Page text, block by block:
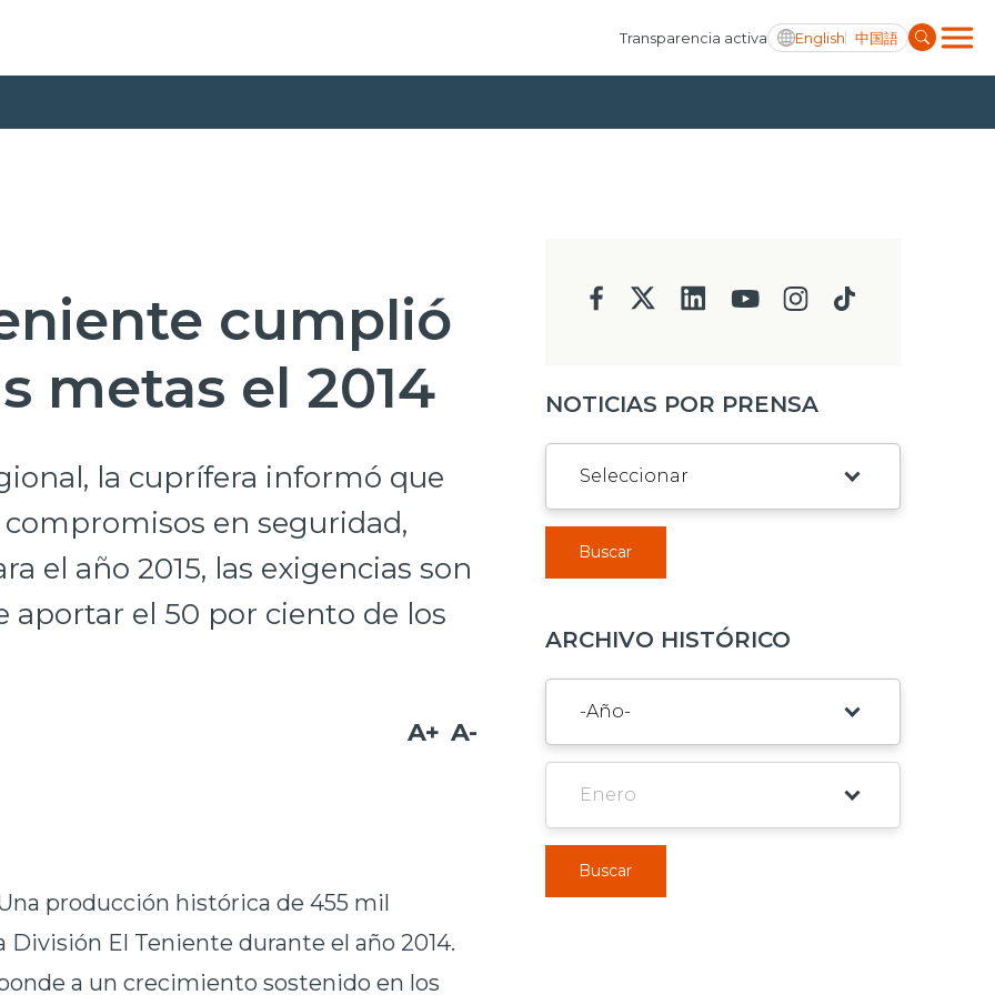
Transparencia activa English 中国語
cumplió
metas el 2014
la cuprífera informó que
en seguridad,
el año 2015, las exigencias son
aportar el 50 por ciento de los
A+ A-
producción histórica de 455 mil
División El Teniente durante el año 2014.
a un crecimiento sostenido en los
NOTICIAS POR PRENSA
Buscar
ARCHIVO HISTÓRICO
Buscar